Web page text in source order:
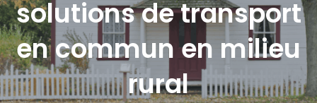
solutions de transport
en commun en milieu
rural